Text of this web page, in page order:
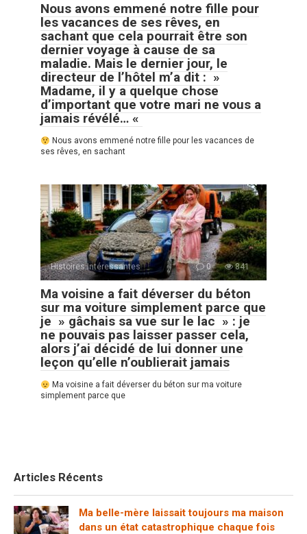
Nous avons emmené notre fille pour
les vacances de ses rêves, en
sachant que cela pourrait être son
dernier voyage à cause de sa
maladie. Mais le dernier jour, le
directeur de l’hôtel m’a dit : »
Madame, il y a quelque chose
d’important que votre mari ne vous a
jamais révélé… «
Nous avons emmené notre fille pour les vacances de
ses rêves, en sachant
Histoires Intéressantes 0 841
Ma voisine a fait déverser du béton
sur ma voiture simplement parce que
je » gâchais sa vue sur le lac » : je
ne pouvais pas laisser passer cela,
alors j’ai décidé de lui donner une
leçon qu’elle n’oublierait jamais
Ma voisine a fait déverser du béton sur ma voiture
simplement parce que
Articles Récents
Ma belle-mère laissait toujours ma maison
dans un état catastrophique chaque fois